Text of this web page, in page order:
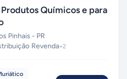
Produtos Químicos e para
Pinhais - PR
·Revenda+2